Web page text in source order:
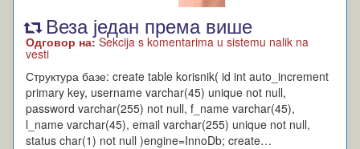
Веза један према више
Одговор на:Sekcija s komentarima u sistemu nalik na
vesti
Структура базе: create table korisnik( id int auto_increment
primary key, username varchar(45) unique not null,
password varchar(255) not null, f_name varchar(45),
l_name varchar(45), email varchar(255) unique not null,
status char(1) not null )engine=InnoDb; create…